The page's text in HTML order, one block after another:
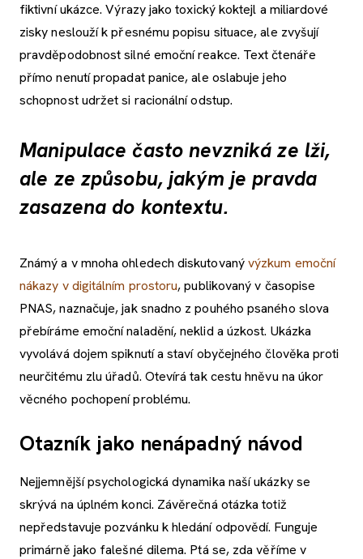
fiktivní ukázce. Výrazy jako toxický koktejl a miliardové
zisky neslouží k přesnému popisu situace, ale zvyšují
pravděpodobnost silné emoční reakce. Text čtenáře
přímo nenutí propadat panice, ale oslabuje jeho
schopnost udržet si racionální odstup.
Manipulace často nevzniká ze lži,
ale ze způsobu, jakým je pravda
zasazena do kontextu.
Známý a v mnoha ohledech diskutovanývýzkum emoční
nákazy v digitálním prostoru, publikovaný v časopise
PNAS, naznačuje, jak snadno z pouhého psaného slova
přebíráme emoční naladění, neklid a úzkost. Ukázka
vyvolává dojem spiknutí a staví obyčejného člověka proti
neurčitému zlu úřadů. Otevírá tak cestu hněvu na úkor
věcného pochopení problému.
Otazník jako nenápadný návod
Nejjemnější psychologická dynamika naší ukázky se
skrývá na úplném konci. Závěrečná otázka totiž
nepředstavuje pozvánku k hledání odpovědí. Funguje
primárně jako falešné dilema. Ptá se, zda věříme v